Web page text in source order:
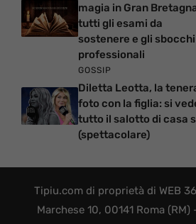
magia in Gran
tutti gli esami da
sostenere e gli sbocchi
professionali
GOSSIP
Diletta Leotta, la
foto con la figlia: si
tutto il salotto di casa
(spettacolare)
Tipiu.com di proprietà di WEB
Marchese 10, 00141 Roma